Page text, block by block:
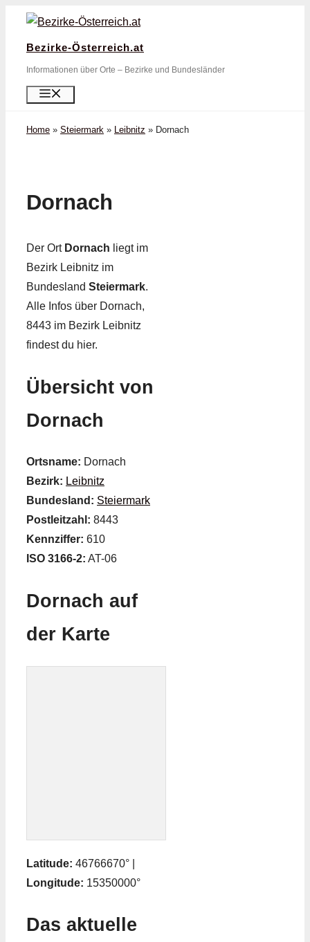
Zum
springen
Bezirke-Österreich.at
Informationen über Orte – Bezirke und Bundesländer
Home » Steiermark » Leibnitz » Dornach
Dornach
Der Ort Dornach liegt im
Bezirk Leibnitz im
Bundesland Steiermark.
Alle Infos über Dornach,
8443 im Bezirk Leibnitz
findest du hier.
Übersicht von
Dornach
Ortsname: Dornach
Bezirk: Leibnitz
Bundesland: Steiermark
Postleitzahl: 8443
Kennziffer: 610
ISO 3166-2: AT-06
Dornach auf
der Karte
Latitude: 46766670° |
Longitude: 15350000°
Das aktuelle